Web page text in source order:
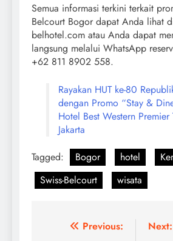
Semua informasi terkini terkait
Belcourt Bogor dapat Anda lihat
belhotel.com atau Anda dapat
langsung melalui WhatsApp
+62 811 8902 558.
Rayakan HUT ke-80
dengan Promo “Stay &
Hotel Best Western Premier
Jakarta
Tagged:
Bogor hotel
Swiss-Belcourt
wisata
Post
Previous:
Next: